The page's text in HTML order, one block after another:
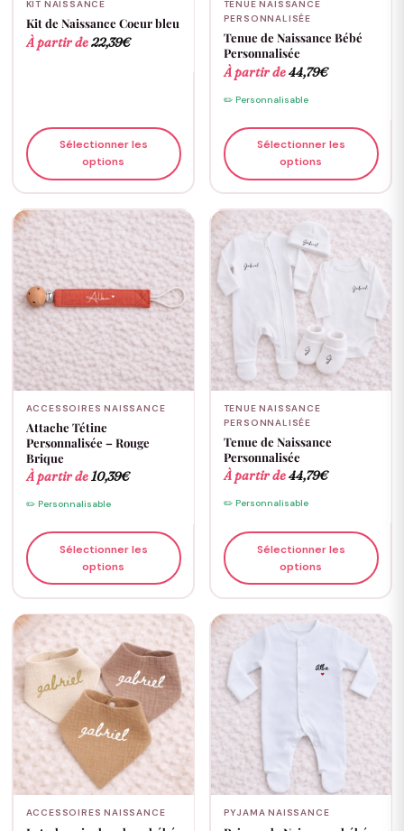
KIT NAISSANCE
Kit de Naissance Coeur bleu
À partir de22,39€
Sélectionner les
options
TENUE NAISSANCE
PERSONNALISÉE
Tenue de Naissance Bébé
Personnalisée
À partir de44,79€
✏️ Personnalisable
Sélectionner les
options
ACCESSOIRES NAISSANCE
Attache Tétine
Personnalisée – Rouge
Brique
À partir de10,39€
✏️ Personnalisable
Sélectionner les
options
TENUE NAISSANCE
PERSONNALISÉE
Tenue de Naissance
Personnalisée
À partir de44,79€
✏️ Personnalisable
Sélectionner les
options
ACCESSOIRES NAISSANCE PYJAMA NAISSANCE